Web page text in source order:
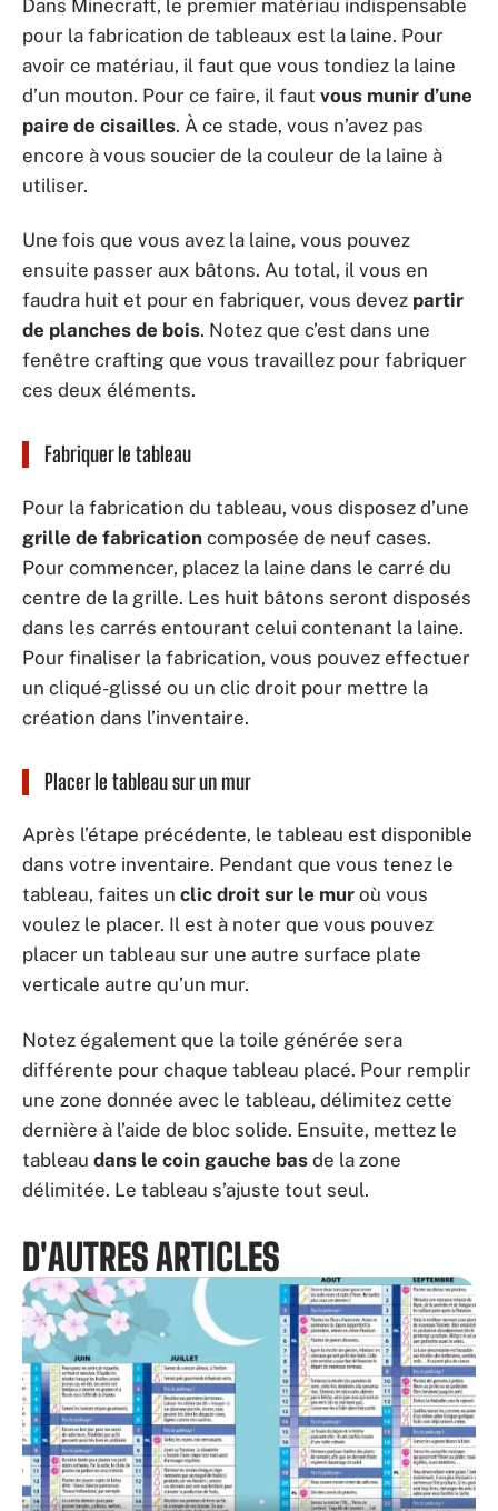
Dans Minecraft, le premier matériau indispensable
pour la fabrication de tableaux est la laine. Pour
avoir ce matériau, il faut que vous tondiez la laine
d’un mouton. Pour ce faire, il faut vous munir d’une
paire de cisailles. À ce stade, vous n’avez pas
encore à vous soucier de la couleur de la laine à
utiliser.
Une fois que vous avez la laine, vous pouvez
ensuite passer aux bâtons. Au total, il vous en
faudra huit et pour en fabriquer, vous devez partir
de planches de bois. Notez que c’est dans une
fenêtre crafting que vous travaillez pour fabriquer
ces deux éléments.
Fabriquer le tableau
Pour la fabrication du tableau, vous disposez d’une
grille de fabrication composée de neuf cases.
Pour commencer, placez la laine dans le carré du
centre de la grille. Les huit bâtons seront disposés
dans les carrés entourant celui contenant la laine.
Pour finaliser la fabrication, vous pouvez effectuer
un cliqué-glissé ou un clic droit pour mettre la
création dans l’inventaire.
Placer le tableau sur un mur
Après l’étape précédente, le tableau est disponible
dans votre inventaire. Pendant que vous tenez le
tableau, faites un clic droit sur le mur où vous
voulez le placer. Il est à noter que vous pouvez
placer un tableau sur une autre surface plate
verticale autre qu’un mur.
Notez également que la toile générée sera
différente pour chaque tableau placé. Pour remplir
une zone donnée avec le tableau, délimitez cette
dernière à l’aide de bloc solide. Ensuite, mettez le
tableau dans le coin gauche bas de la zone
délimitée. Le tableau s’ajuste tout seul.
D'AUTRES ARTICLES